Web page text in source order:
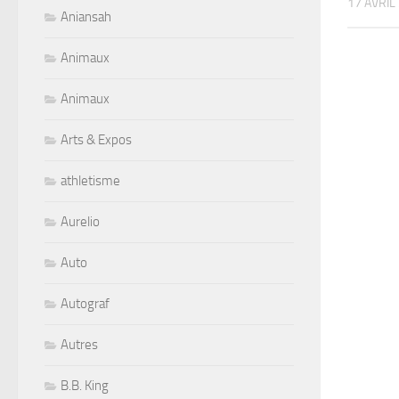
Aniansah
Animaux
Animaux
Arts & Expos
athletisme
Aurelio
Auto
Autograf
Autres
B.B. King